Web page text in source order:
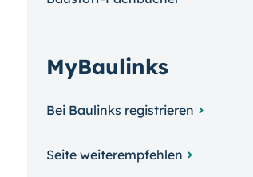
MyBaulinks
Bei Baulinks registrieren
Seite weiterempfehlen